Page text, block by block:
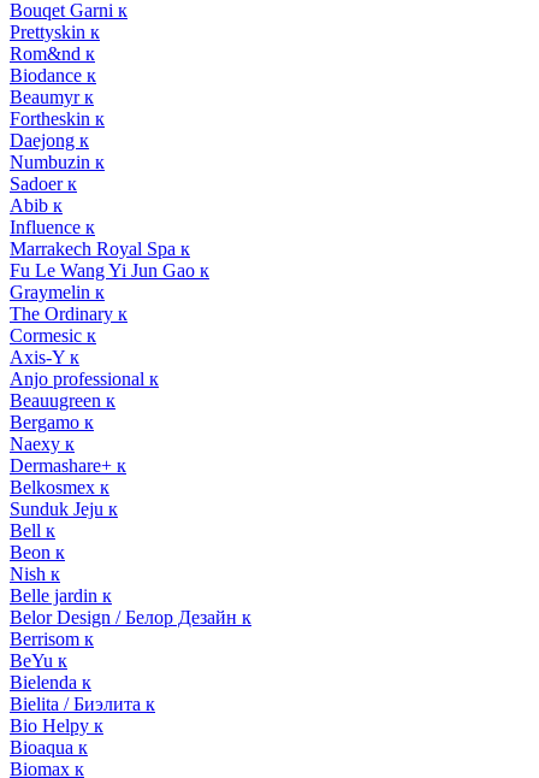
Bouqet Garni к
Prettyskin к
Rom&nd к
Biodance к
Beaumyr к
Fortheskin к
Daejong к
Numbuzin к
Sadoer к
Abib к
Influence к
Marrakech Royal Spa к
Fu Le Wang Yi Jun Gao к
Graymelin к
The Ordinary к
Cormesic к
Axis-Y к
Anjo professional к
Beauugreen к
Bergamo к
Naexy к
Dermashare+ к
Belkosmex к
Sunduk Jeju к
Bell к
Beon к
Nish к
Belle jardin к
Belor Design / Белор Дезайн к
Berrisom к
BeYu к
Bielenda к
Bielita / Биэлита к
Bio Helpy к
Bioaqua к
Biomax к